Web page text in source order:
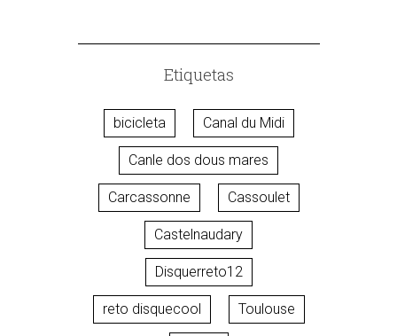
Etiquetas
bicicleta Canal du Midi
Canle dos dous mares
Carcassonne Cassoulet
Castelnaudary
Disquerreto12
reto disquecool Toulouse